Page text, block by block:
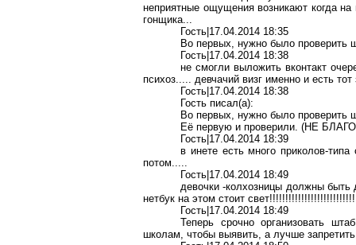
неприятные ощущения возникают когда на
гонщика...
Гость|17.04.2014 18:35
Во первых, нужно было проверить
Гость|17.04.2014 18:38
не смогли выложитьвконтакт
психоз..... девчачий визг именно и есть тот
Гость|17.04.2014 18:38
Гость писал(a):
Во первых, нужно было проверить
Её первую и проверили. (НЕ
Гость|17.04.2014 18:39
в инетеесть много приколов-типа
потом.....
Гость|17.04.2014 18:49
девочки -колхозницы должны быть
нетбук на этом стоит
Гость|17.04.2014 18:49
Теперь срочно организовать
школам, чтобы выявить, а лучше